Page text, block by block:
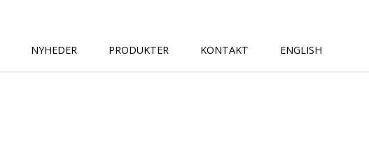
NYHEDER PRODUKTER KONTAKT ENGLISH